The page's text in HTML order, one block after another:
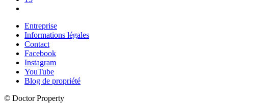
Entreprise
Informations légales
Contact
Facebook
Instagram
YouTube
Blog de propriété
© Doctor Property